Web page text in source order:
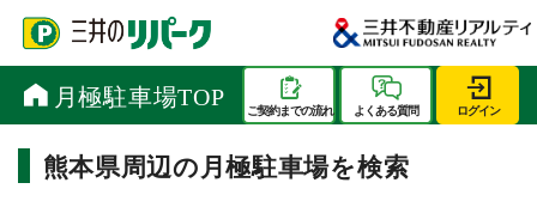
熊本県周辺の月極駐車場を検索